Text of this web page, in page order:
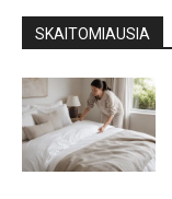
SKAITOMIAUSIA